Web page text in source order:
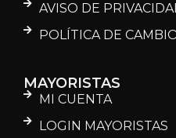
AVISO DE
POLÍTICA DE
MAYORISTAS
MI CUENTA
LOGIN MAYORISTAS